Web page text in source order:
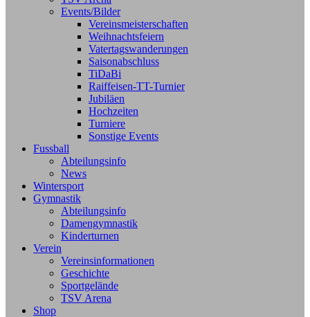
Events/Bilder
Vereinsmeisterschaften
Weihnachtsfeiern
Vatertagswanderungen
Saisonabschluss
TiDaBi
Raiffeisen-TT-Turnier
Jubiläen
Hochzeiten
Turniere
Sonstige Events
Fussball
Abteilungsinfo
News
Wintersport
Gymnastik
Abteilungsinfo
Damengymnastik
Kinderturnen
Verein
Vereinsinformationen
Geschichte
Sportgelände
TSV Arena
Shop